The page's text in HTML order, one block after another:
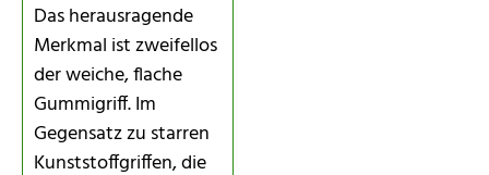
Das herausragende
Merkmal ist zweifellos
der weiche, flache
Gummigriff. Im
Gegensatz zu starren
Kunststoffgriffen, die